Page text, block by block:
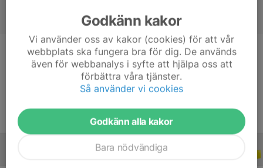
Position
-
11 år
Godkänn kakor
Vi använder oss av kakor (cookies) för att vår
webbplats ska fungera bra för dig. De används
även för webbanalys i syfte att hjälpa oss att
förbättra våra tjänster.
Så använder vi cookies
Godkänn alla kakor
Bara nödvändiga